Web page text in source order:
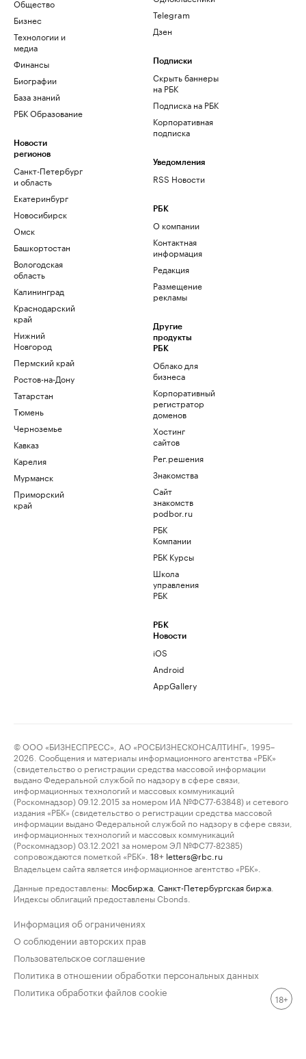
Общество
Бизнес
Технологии и
медиа
Финансы
Биографии
База знаний
РБК Образование
Новости
регионов
Санкт-Петербург
и область
Екатеринбург
Новосибирск
Омск
Башкортостан
Вологодская
область
Калининград
Краснодарский
край
Нижний
Новгород
Пермский край
Ростов-на-Дону
Татарстан
Тюмень
Черноземье
Кавказ
Карелия
Мурманск
Приморский
край
Telegram
Дзен
Подписки
Скрыть баннеры
на РБК
Подписка на РБК
Корпоративная
подписка
Уведомления
RSS Новости
РБК
О компании
Контактная
информация
Редакция
Размещение
рекламы
Другие
продукты
РБК
Облако для
бизнеса
Корпоративный
регистратор
доменов
Хостинг
сайтов
Рег.решения
Знакомства
Сайт
знакомств
podbor.ru
РБК
Компании
РБК Курсы
Школа
управления
РБК
РБК
Новости
iOS
Android
AppGallery
© ООО «БИЗНЕСПРЕСС», АО «РОСБИЗНЕСКОНСАЛТИНГ», 1995–
2026. Сообщения и материалы информационного агентства «РБК»
(свидетельство о регистрации средства массовой информации
выдано Федеральной службой по надзору в сфере связи,
информационных технологий и массовых коммуникаций
(Роскомнадзор) 09.12.2015 за номером ИА №ФС77-63848) и сетевого
издания «РБК» (свидетельство о регистрации средства массовой
информации выдано Федеральной службой по надзору в сфере связи,
информационных технологий и массовых коммуникаций
(Роскомнадзор) 03.12.2021 за номером ЭЛ №ФС77-82385)
сопровождаются пометкой «РБК».
18+ letters@rbc.ru
Владельцем сайта является информационное агентство «РБК».
Данные предоставлены: Мосбиржа Санкт-Петербургская биржа
Индексы облигаций предоставлены Cbonds.
Информация об ограничениях
О соблюдении авторских прав
Пользовательское соглашение
Политика в отношении обработки персональных данных
Политика обработки файлов cookie
18+